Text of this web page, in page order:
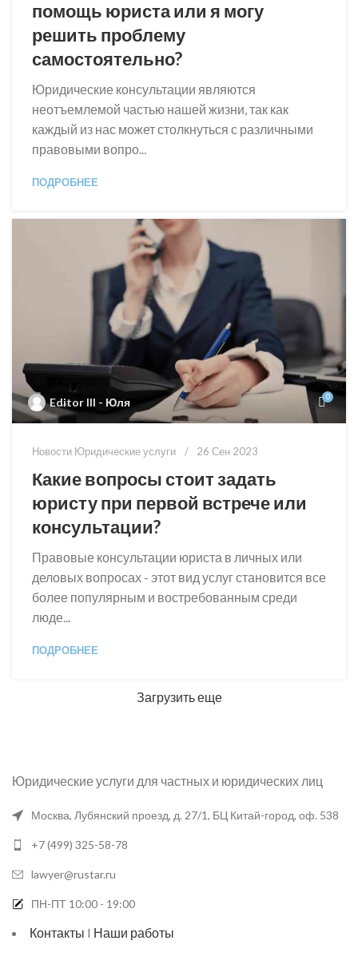
помощь юриста или я могу
решить проблему
самостоятельно?
Юридические консультации являются
неотъемлемой частью нашей жизни, так как
каждый из нас может столкнуться с различными
правовыми вопро...
ПОДРОБНЕЕ
Editor III - Юля 0
Новости Юридические услуги 26 Сен 2023
Какие вопросы стоит задать
юристу при первой встрече или
консультации?
Правовые консультации юриста в личных или
деловых вопросах - этот вид услуг становится все
более популярным и востребованным среди
люде...
ПОДРОБНЕЕ
Загрузить еще
Юридические услуги для частных и юридических лиц
Москва, Лубянский проезд, д. 27/1, БЦ Китай-город, оф. 538
+7 (499) 325-58-78
lawyer@rustar.ru
ПН-ПТ 10:00 - 19:00
Контакты I Наши работы